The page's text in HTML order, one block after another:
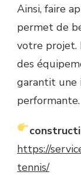
Ainsi, faire
permet de
votre projet.
des
garantit
performante.
https://
tennis/